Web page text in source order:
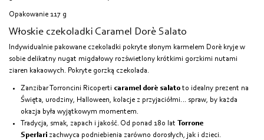
Opakowanie 117 g
Włoskie czekoladki Caramel Dorè Salato
Indywidualnie pakowane czekoladki pokryte słonym karmelem Dorè kryje w
sobie delikatny nugat migdałowy rozświetlony krótkimi gorzkimi nutami
ziaren kakaowych. Pokryte gorzką czekolada.
Zanzibar Torroncini Ricoperti caramel dorè salatoto idealny prezent na
Święta, urodziny, Halloween, kolacje z przyjaciółmi… spraw, by każda
okazja była wyjątkowym momentem.
Tradycja, smak, zapach i jakość. Od ponad 180 lat Torrone
Sperlari zachwyca podniebienia zarówno dorosłych, jak i dzieci.